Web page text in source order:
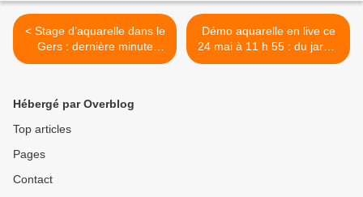
< Stage d’aquarelle dans le
Gers : dernière minute
places libres !
Démo aquarelle en live ce
24 mai à 11 h 55 : du jardin
de grand-mère … >
Hébergé par Overblog
Top articles
Pages
Contact